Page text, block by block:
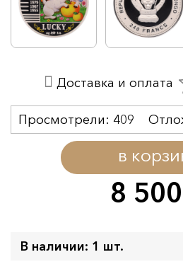
8 500
в
Просмотрели: 409
Доставка и оплата
В наличии: 1 шт.